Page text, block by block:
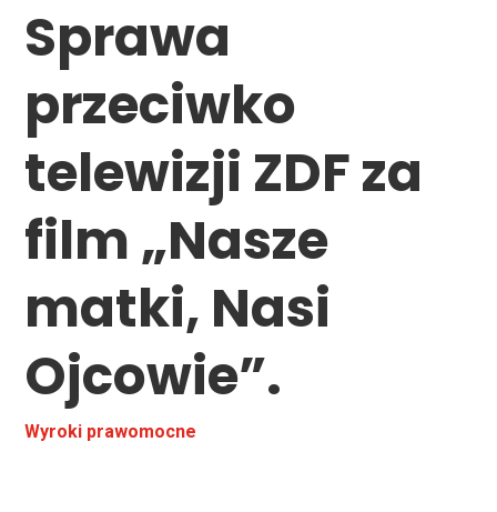
Sprawa
przeciwko
telewizji ZDF za
film „Nasze
matki, Nasi
Ojcowie”.
Wyroki prawomocne